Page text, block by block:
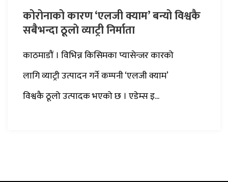
कोरोनाको कारण ‘एलजी क्याम’ बन्यो विश्वकै
सबैभन्दा ठूलाे व्याट्री निर्माता
काठमाडौं । विभिन्न किसिमका प्यासेन्जर कारको
लागि व्याट्री उत्पादन गर्ने कम्पनी ‘एलजी क्याम’
विश्वकै ठूलो उत्पादक भएको छ । एडेम्स इ...